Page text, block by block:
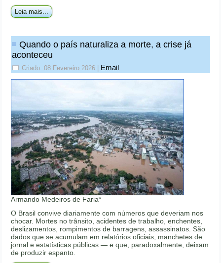
Leia mais...
Quando o país naturaliza a morte, a crise já
aconteceu
Criado: 08 Fevereiro 2026 Email
Armando Medeiros de Faria*
O Brasil convive diariamente com números que deveriam nos
chocar. Mortes no trânsito, acidentes de trabalho, enchentes,
deslizamentos, rompimentos de barragens, assassinatos. São
dados que se acumulam em relatórios oficiais, manchetes de
jornal e estatísticas públicas — e que, paradoxalmente, deixam
de produzir espanto.